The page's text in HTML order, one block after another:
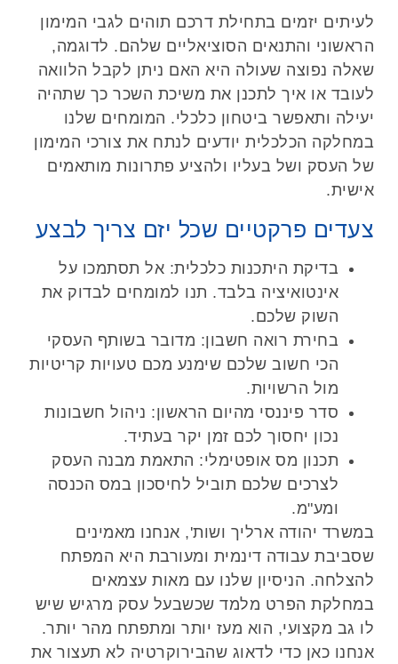
לעיתים יזמים בתחילת דרכם תוהים לגבי המימון
הראשוני והתנאים הסוציאליים שלהם. לדוגמה,
שאלה נפוצה שעולה היא האם ניתן לקבל הלוואה
לעובד או איך לתכנן את משיכת השכר כך שתהיה
יעילה ותאפשר ביטחון כלכלי. המומחים שלנו
במחלקה הכלכלית יודעים לנתח את צורכי המימון
של העסק ושל בעליו ולהציע פתרונות מותאמים
אישית.
צעדים פרקטיים שכל יזם צריך לבצע
בדיקת היתכנות כלכלית: אל תסתמכו על
אינטואיציה בלבד. תנו למומחים לבדוק את
השוק שלכם.
בחירת רואה חשבון: מדובר בשותף העסקי
הכי חשוב שלכם שימנע מכם טעויות קריטיות
מול הרשויות.
סדר פיננסי מהיום הראשון: ניהול חשבונות
נכון יחסוך לכם זמן יקר בעתיד.
תכנון מס אופטימלי: התאמת מבנה העסק
לצרכים שלכם תוביל לחיסכון במס הכנסה
ומע"מ.
במשרד יהודה ארליך ושות', אנחנו מאמינים
שסביבת עבודה דינמית ומעורבת היא המפתח
להצלחה. הניסיון שלנו עם מאות עצמאים
במחלקת הפרט מלמד שכשבעל עסק מרגיש שיש
לו גב מקצועי, הוא מעז יותר ומתפתח מהר יותר.
אנחנו כאן כדי לדאוג שהבירוקרטיה לא תעצור את